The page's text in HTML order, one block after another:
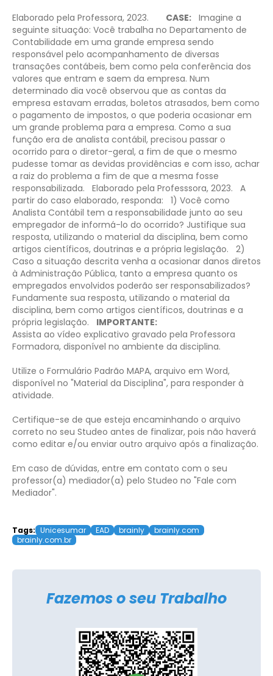
Elaborado pela Professora, 2023.
CASE: Imagine a
seguinte situação: Você trabalha no Departamento de
Contabilidade em uma grande empresa sendo
responsável pelo acompanhamento de diversas
transações contábeis, bem como pela conferência dos
valores que entram e saem da empresa. Num
determinado dia você observou que as contas da
empresa estavam erradas, boletos atrasados, bem como
o pagamento de impostos, o que poderia ocasionar em
um grande problema para a empresa. Como a sua
função era de analista contábil, precisou passar o
ocorrido para o diretor-geral, a fim de que o mesmo
pudesse tomar as devidas providências e com isso, achar
a raiz do problema a fim de que a mesma fosse
responsabilizada.
Elaborado pela Professsora, 2023.
A
partir do caso elaborado, responda:
1) Você como
Analista Contábil tem a responsabilidade junto ao seu
empregador de informá-lo do ocorrido? Justifique sua
resposta, utilizando o material da disciplina, bem como
artigos científicos, doutrinas e a própria legislação.
2)
Caso a situação descrita venha a ocasionar danos diretos
à Administração Pública, tanto a empresa quanto os
empregados envolvidos poderão ser responsabilizados?
Fundamente sua resposta, utilizando o material da
disciplina, bem como artigos científicos, doutrinas e a
própria legislação.
IMPORTANTE:
Assista ao vídeo explicativo gravado pela Professora
Formadora, disponível no ambiente da disciplina.
Utilize o Formulário Padrão MAPA, arquivo em Word,
disponível no "Material da Disciplina", para responder à
atividade.
Certifique-se de que esteja encaminhando o arquivo
correto no seu Studeo antes de finalizar, pois não haverá
como editar e/ou enviar outro arquivo após a finalização.
Em caso de dúvidas, entre em contato com o seu
professor(a) mediador(a) pelo Studeo no "Fale com
Mediador".
Tags: Unicesumar EAD brainly
brainly.com
brainly.com.br
Fazemos o seu Trabalho